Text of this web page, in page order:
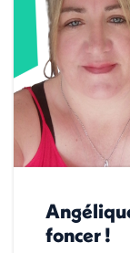
foncer !